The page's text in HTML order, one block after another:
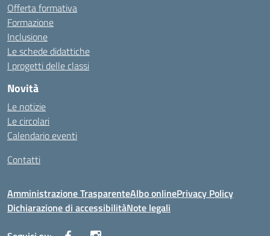
Offerta formativa
Formazione
Inclusione
Le schede didattiche
I progetti delle classi
Novità
Le notizie
Le circolari
Calendario eventi
Contatti
Amministrazione TrasparenteAlbo onlinePrivacy Policy
Dichiarazione di accessibilitàNote legali